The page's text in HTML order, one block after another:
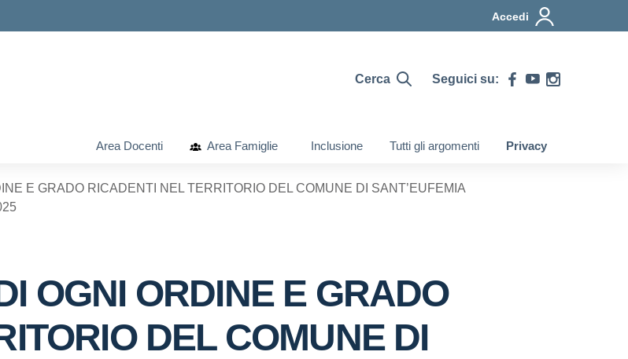
Accedi
Cerca Seguici su:
Area Docenti Area Famiglie Inclusione Tutti gli argomenti Privacy
E GRADO RICADENTI NEL TERRITORIO DEL COMUNE DI SANT’EUFEMIA
OGNI ORDINE E GRADO
DEL COMUNE DI